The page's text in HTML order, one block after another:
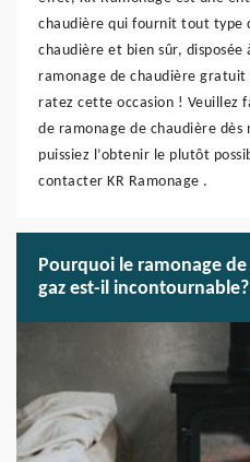
chaudière qui fournit tout type
chaudière et bien sûr, disposée
ramonage de chaudière
ratez cette occasion ! Veuillez
de ramonage de chaudière
puissiez l’obtenir le plutôt
contacter KR Ramonage .
Pourquoi le ramonage
gaz est-il incontournable?